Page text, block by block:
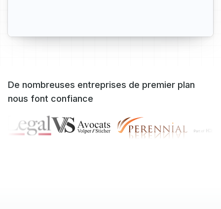
De nombreuses entreprises de premier plan
nous font confiance